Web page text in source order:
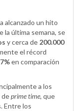
alcanzado un hito
última semana, se
y cerca de 200.000
el récord
en comparación
a los
deprime time, que
Entre los